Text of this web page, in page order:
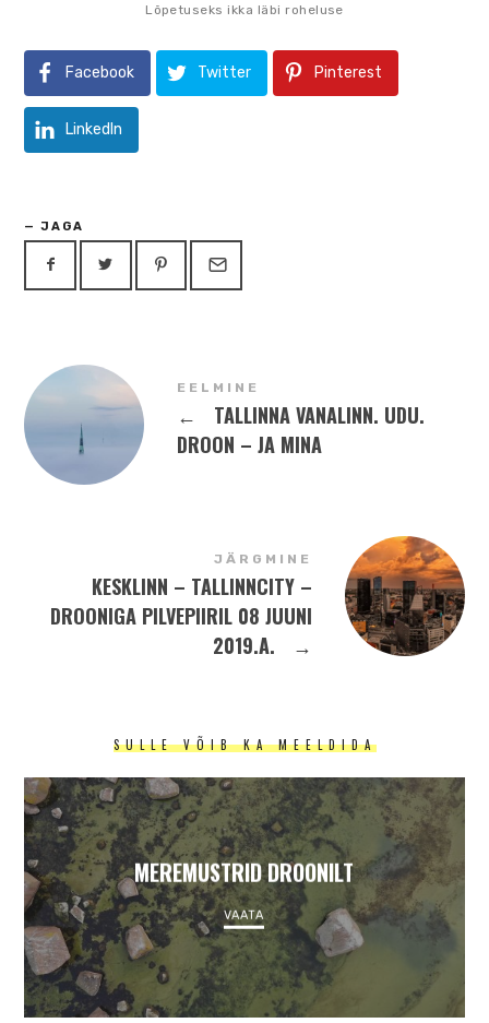
Lõpetuseks ikka läbi roheluse
Facebook Twitter Pinterest
LinkedIn
JAGA
EELMINE
←
TALLINNA VANALINN. UDU.
DROON – JA MINA
JÄRGMINE
KESKLINN – TALLINNCITY –
DROONIGA PILVEPIIRIL 08 JUUNI
2019.A.
→
SULLE VÕIB KA MEELDIDA
MEREMUSTRID DROONILT
VAATA